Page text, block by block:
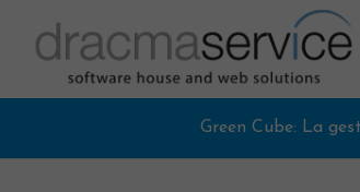
Green Cube: La